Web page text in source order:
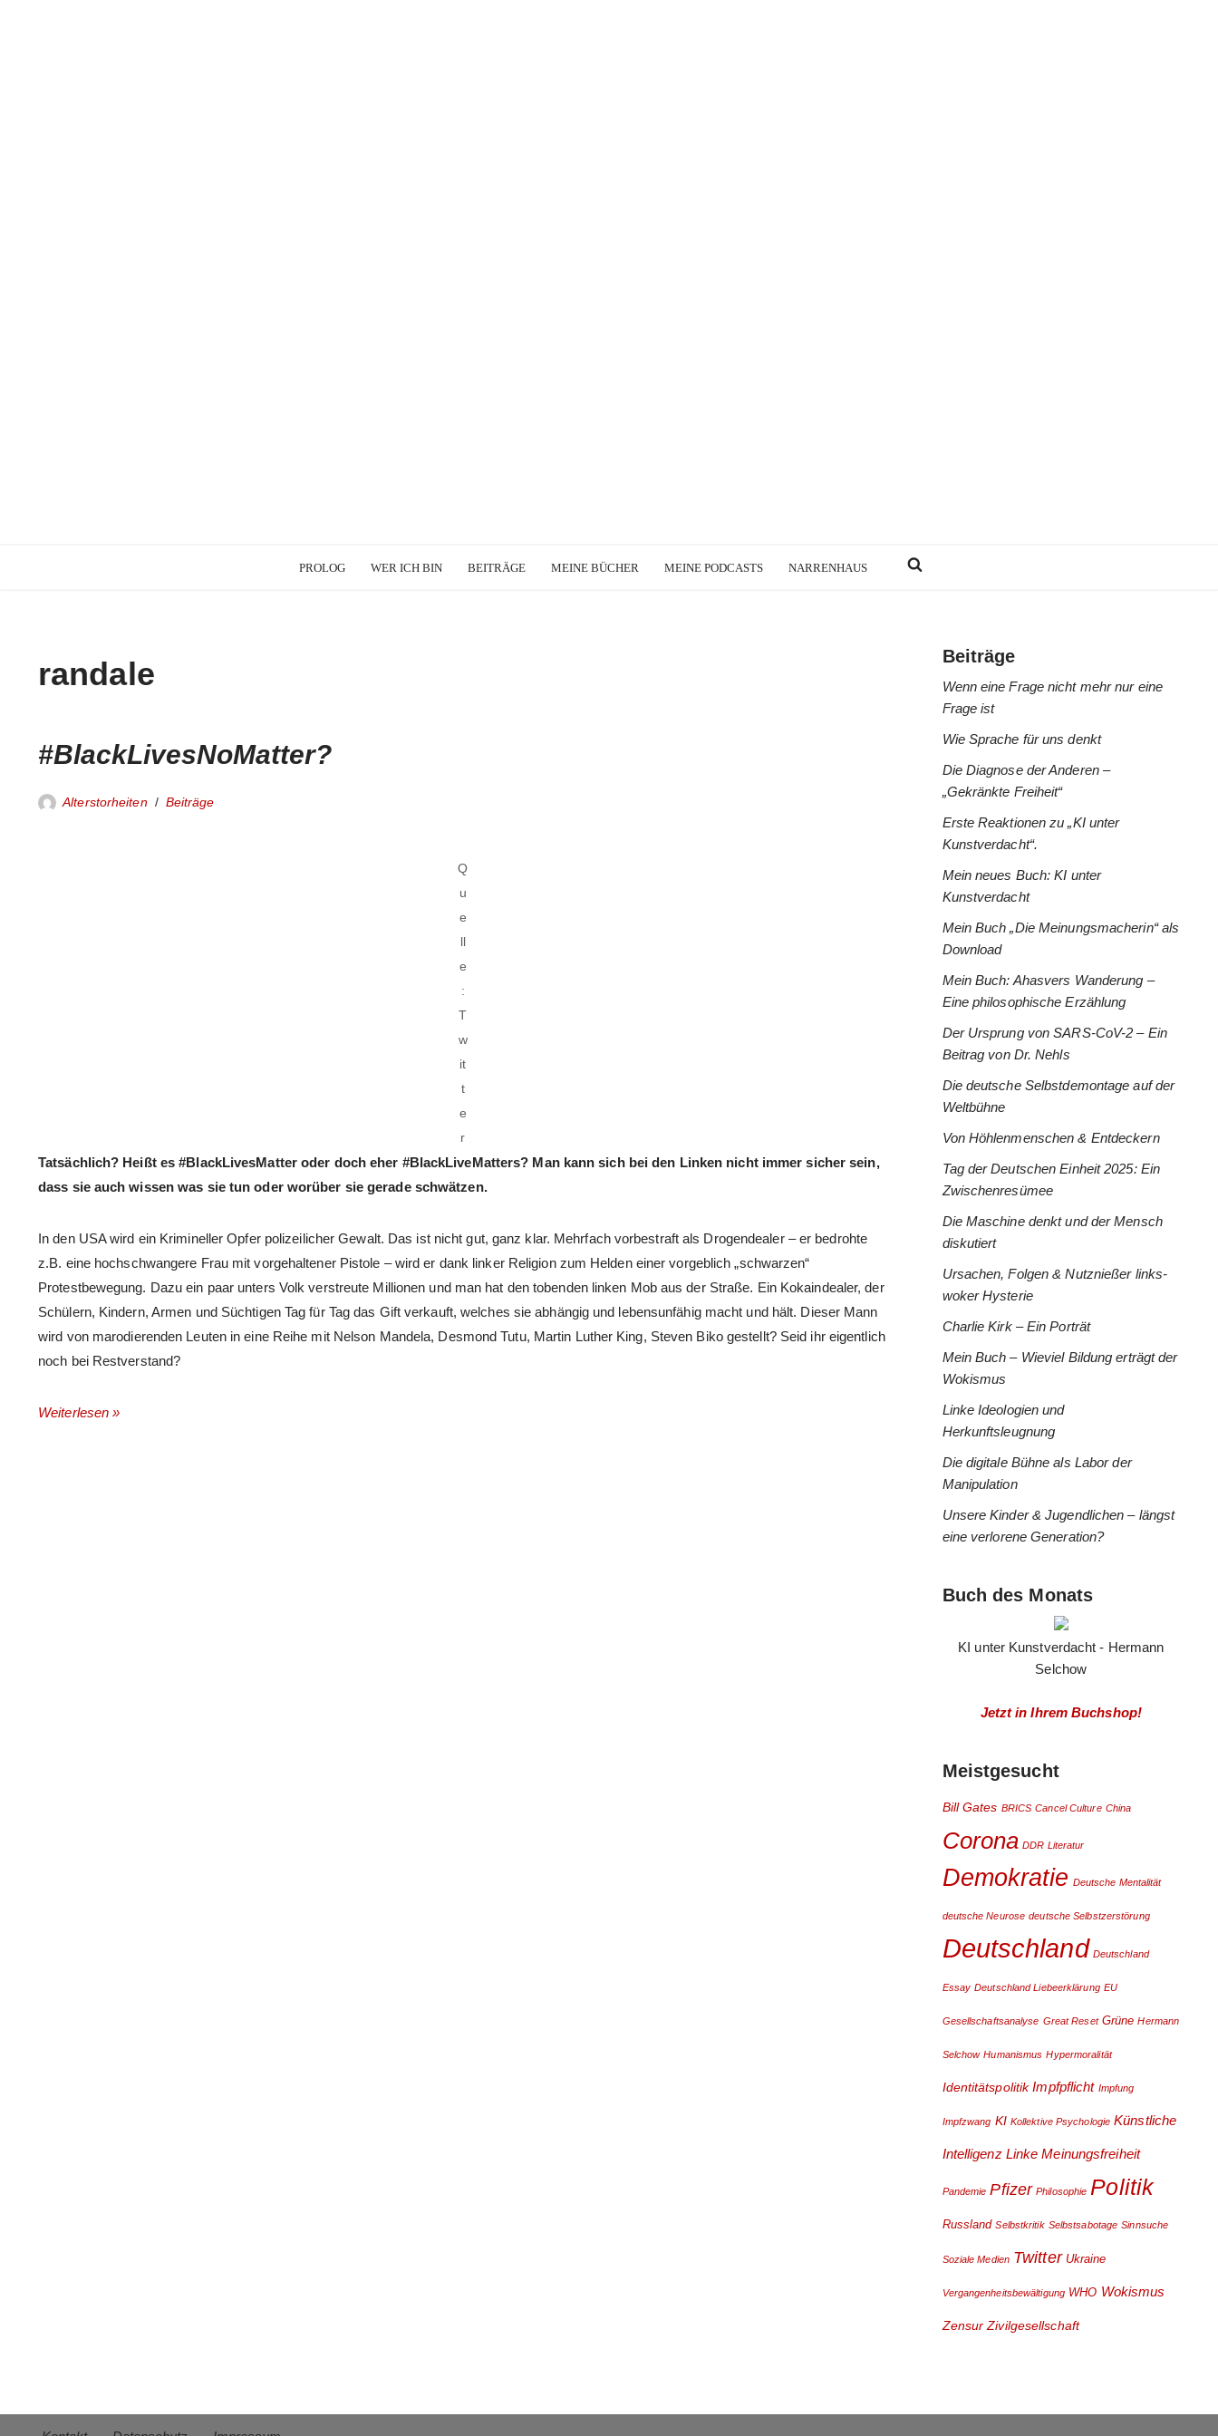
PROLOG WER ICH BIN BEITRÄGE MEINE BÜCHER MEINE PODCASTS NARRENHAUS
randale
#BlackLivesNoMatter?
Alterstorheiten Beiträge
Q
u
e
e
:
T
w
it
t
e
r
Tatsächlich? Heißt es #BlackLivesMatter oder doch eher #BlackLiveMatters? Man kann sich bei den Linken nicht immer sicher sein,
dass sie auch wissen was sie tun oder worüber sie gerade schwätzen.
In den USA wird ein Krimineller Opfer polizeilicher Gewalt. Das ist nicht gut, ganz klar. Mehrfach vorbestraft als Drogendealer – er bedrohte
z.B. eine hochschwangere Frau mit vorgehaltener Pistole – wird er dank linker Religion zum Helden einer vorgeblich „schwarzen“
Protestbewegung. Dazu ein paar unters Volk verstreute Millionen und man hat den tobenden linken Mob aus der Straße. Ein Kokaindealer, der
Schülern, Kindern, Armen und Süchtigen Tag für Tag das Gift verkauft, welches sie abhängig und lebensunfähig macht und hält. Dieser Mann
wird von marodierenden Leuten in eine Reihe mit Nelson Mandela, Desmond Tutu, Martin Luther King, Steven Biko gestellt? Seid ihr eigentlich
noch bei Restverstand?
Weiterlesen »
Beiträge
Wenn eine Frage nicht mehr nur eine
Frage ist
Wie Sprache für uns denkt
Die Diagnose der Anderen –
„Gekränkte Freiheit“
Erste Reaktionen zu „KI unter
Kunstverdacht“.
Mein neues Buch: KI unter
Kunstverdacht
Mein Buch „Die Meinungsmacherin“ als
Download
Mein Buch: Ahasvers Wanderung –
Eine philosophische Erzählung
Der Ursprung von SARS-CoV-2 – Ein
Beitrag von Dr. Nehls
Die deutsche Selbstdemontage auf der
Weltbühne
Von Höhlenmenschen & Entdeckern
Tag der Deutschen Einheit 2025: Ein
Zwischenresümee
Die Maschine denkt und der Mensch
diskutiert
Ursachen, Folgen & Nutznießer links-
woker Hysterie
Charlie Kirk – Ein Porträt
Mein Buch – Wieviel Bildung erträgt der
Wokismus
Linke Ideologien und
Herkunftsleugnung
Die digitale Bühne als Labor der
Manipulation
Unsere Kinder & Jugendlichen – längst
eine verlorene Generation?
Buch des Monats
KI unter Kunstverdacht - Hermann
Selchow
Jetzt in Ihrem Buchshop!
Meistgesucht
Bill Gates BRICS Cancel Culture China
Corona DDR Literatur
Demokratie Deutsche Mentalität
deutsche Neurose deutsche Selbstzerstörung
Deutschland Deutschland
Essay Deutschland Liebeerklärung EU
Gesellschaftsanalyse Great Reset Grüne Hermann
Selchow Humanismus Hypermoralität
Identitätspolitik Impfpflicht Impfung
Impfzwang KI Kollektive Psychologie Künstliche
Intelligenz Linke Meinungsfreiheit
Pandemie Pfizer Philosophie Politik
Russland Selbstkritik Selbstsabotage Sinnsuche
Soziale Medien Twitter Ukraine
Vergangenheitsbewältigung WHO Wokismus
Zensur Zivilgesellschaft